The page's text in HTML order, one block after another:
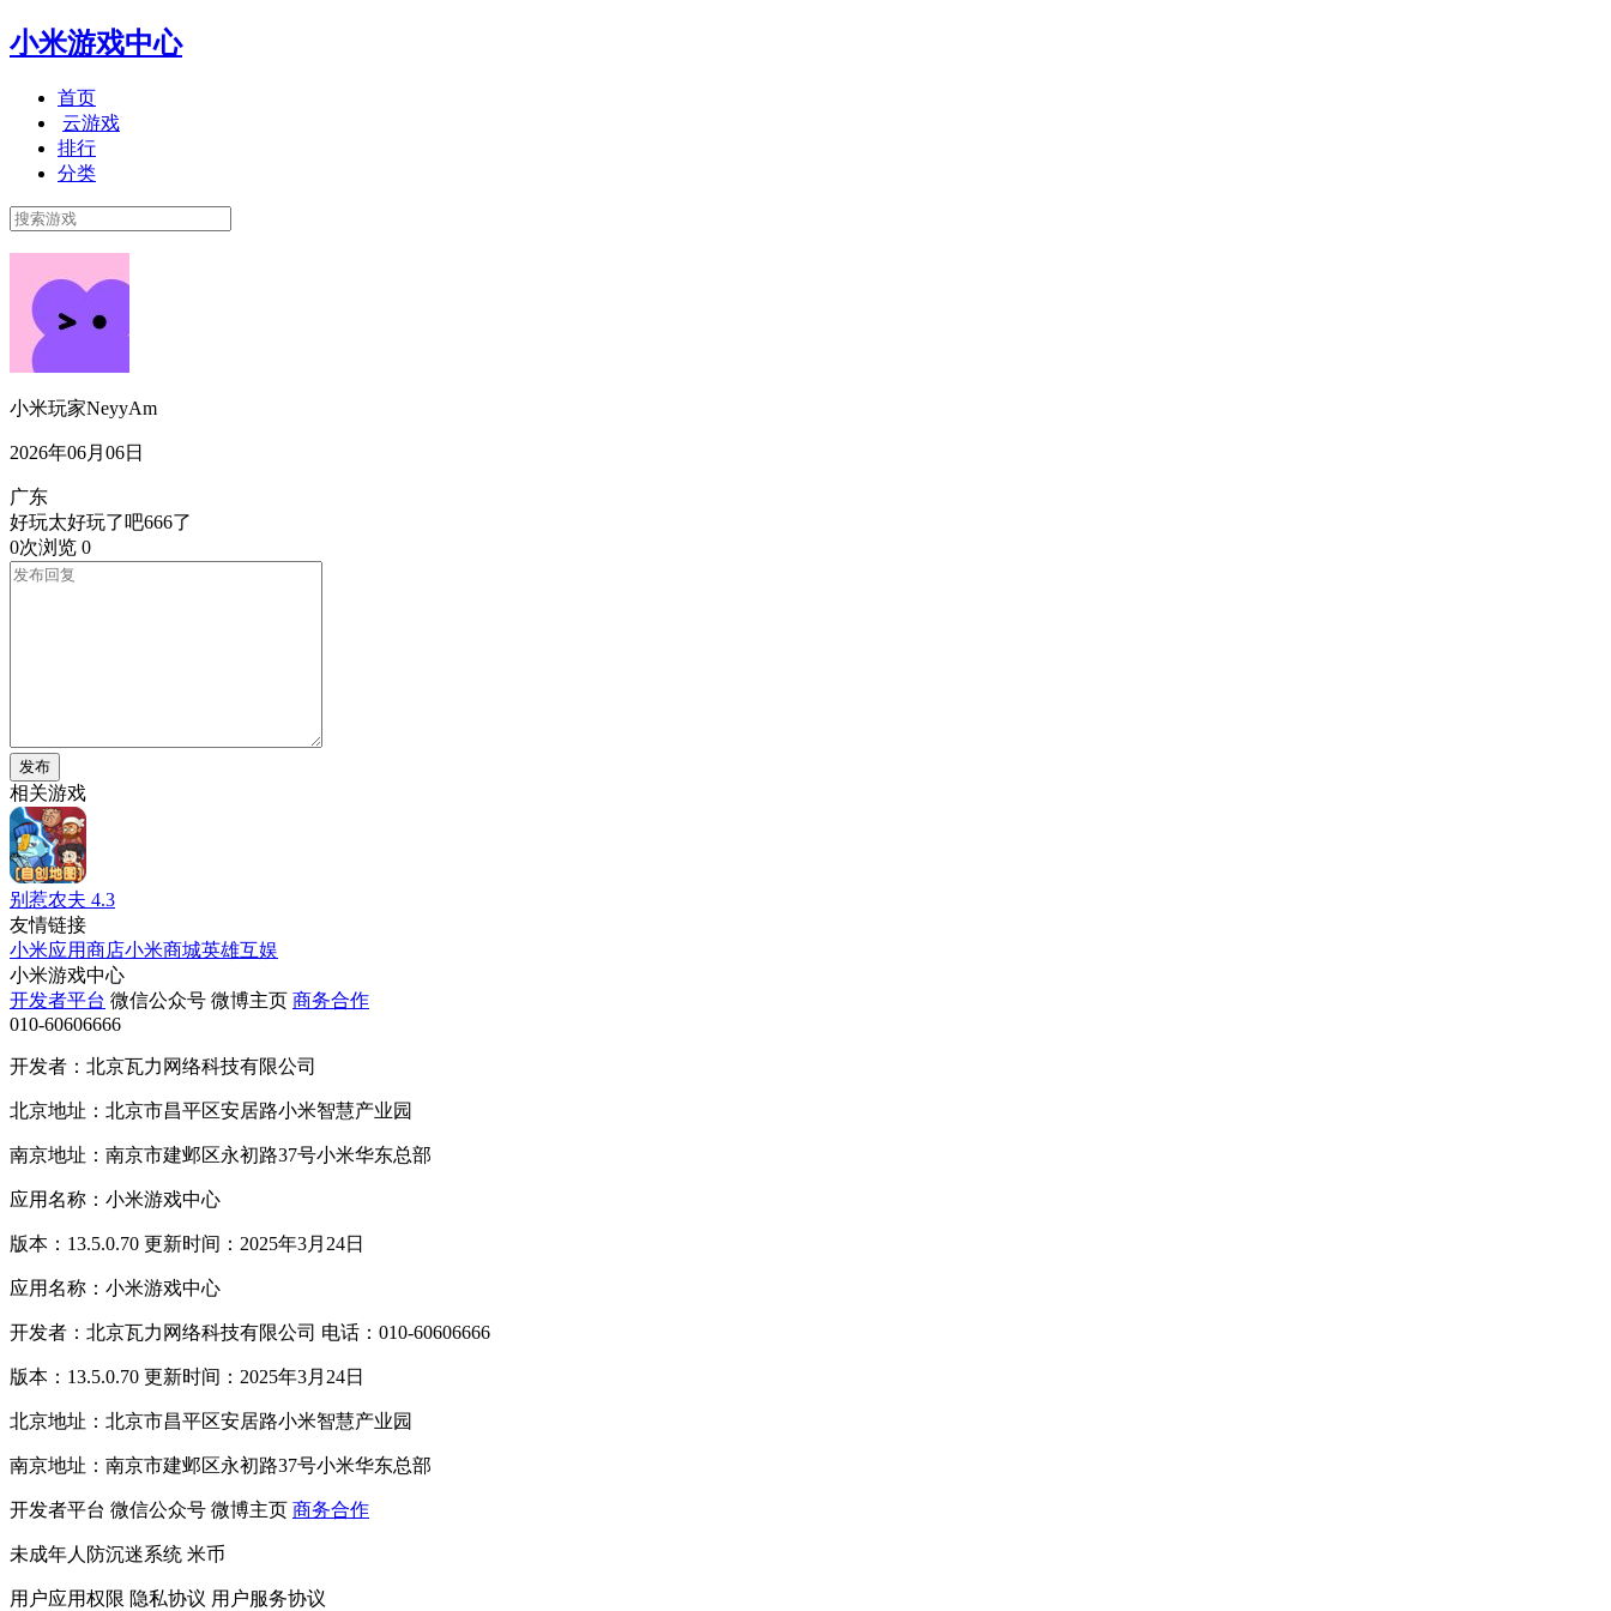
小米游戏中心
首页
云游戏
排行
分类
小米玩家NeyyAm
2026年06月06日
广东
好玩太好玩了吧666了
0次浏览 0
发布
相关游戏
别惹农夫 4.3
友情链接
小米应用商店小米商城英雄互娱
小米游戏中心
开发者平台 微信公众号 微博主页 商务合作
010-60606666
开发者：北京瓦力网络科技有限公司
北京地址：北京市昌平区安居路小米智慧产业园
南京地址：南京市建邺区永初路37号小米华东总部
应用名称：小米游戏中心
版本：13.5.0.70 更新时间：2025年3月24日
应用名称：小米游戏中心
开发者：北京瓦力网络科技有限公司 电话：010-60606666
版本：13.5.0.70 更新时间：2025年3月24日
北京地址：北京市昌平区安居路小米智慧产业园
南京地址：南京市建邺区永初路37号小米华东总部
开发者平台 微信公众号 微博主页 商务合作
未成年人防沉迷系统 米币
用户应用权限 隐私协议 用户服务协议